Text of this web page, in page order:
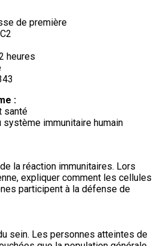
de première
heures
:
santé
immunitaire humain
la réaction immunitaires. Lors
expliquer comment les cellules
participent à la défense de
sein. Les personnes atteintes de